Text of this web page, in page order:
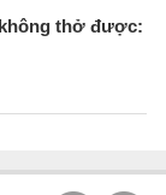
thở được: